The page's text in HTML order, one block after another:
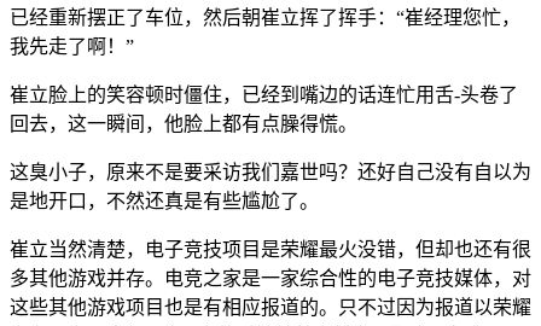
已经重新摆正了车位，然后朝崔立挥了挥手：“崔经理您忙，
我先走了啊！”
崔立脸上的笑容顿时僵住，已经到嘴边的话连忙用舌-头卷了
回去，这一瞬间，他脸上都有点臊得慌。
这臭小子，原来不是要采访我们嘉世吗？还好自己没有自以为
是地开口，不然还真是有些尴尬了。
崔立当然清楚，电子竞技项目是荣耀最火没错，但却也还有很
多其他游戏并存。电竞之家是一家综合性的电子竞技媒体，对
这些其他游戏项目也是有相应报道的。只不过因为报道以荣耀